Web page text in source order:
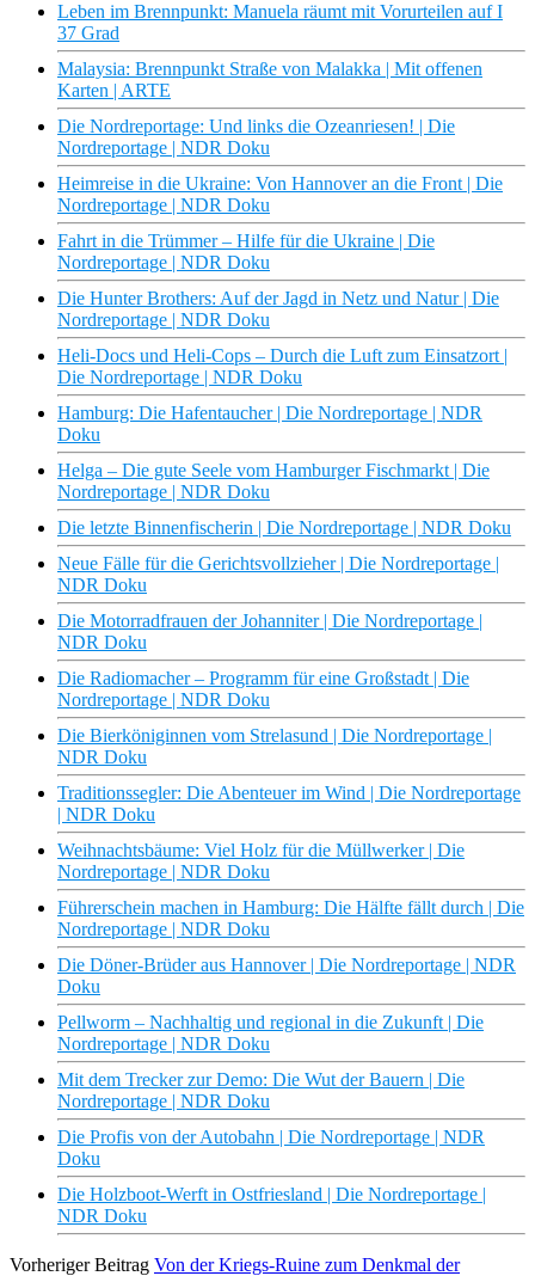
Leben im Brennpunkt: Manuela räumt mit Vorurteilen auf I
37 Grad
Malaysia: Brennpunkt Straße von Malakka | Mit offenen
Karten | ARTE
Die Nordreportage: Und links die Ozeanriesen! | Die
Nordreportage | NDR Doku
Heimreise in die Ukraine: Von Hannover an die Front | Die
Nordreportage | NDR Doku
Fahrt in die Trümmer – Hilfe für die Ukraine | Die
Nordreportage | NDR Doku
Die Hunter Brothers: Auf der Jagd in Netz und Natur | Die
Nordreportage | NDR Doku
Heli-Docs und Heli-Cops – Durch die Luft zum Einsatzort |
Die Nordreportage | NDR Doku
Hamburg: Die Hafentaucher | Die Nordreportage | NDR
Doku
Helga – Die gute Seele vom Hamburger Fischmarkt | Die
Nordreportage | NDR Doku
Die letzte Binnenfischerin | Die Nordreportage | NDR Doku
Neue Fälle für die Gerichtsvollzieher | Die Nordreportage |
NDR Doku
Die Motorradfrauen der Johanniter | Die Nordreportage |
NDR Doku
Die Radiomacher – Programm für eine Großstadt | Die
Nordreportage | NDR Doku
Die Bierköniginnen vom Strelasund | Die Nordreportage |
NDR Doku
Traditionssegler: Die Abenteuer im Wind | Die Nordreportage
| NDR Doku
Weihnachtsbäume: Viel Holz für die Müllwerker | Die
Nordreportage | NDR Doku
Führerschein machen in Hamburg: Die Hälfte fällt durch | Die
Nordreportage | NDR Doku
Die Döner-Brüder aus Hannover | Die Nordreportage | NDR
Doku
Pellworm – Nachhaltig und regional in die Zukunft | Die
Nordreportage | NDR Doku
Mit dem Trecker zur Demo: Die Wut der Bauern | Die
Nordreportage | NDR Doku
Die Profis von der Autobahn | Die Nordreportage | NDR
Doku
Die Holzboot-Werft in Ostfriesland | Die Nordreportage |
NDR Doku
Vorheriger Beitrag Von der Kriegs-Ruine zum Denkmal der